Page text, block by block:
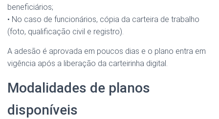
beneficiários;
• No caso de funcionários, cópia da carteira de trabalho
(foto, qualificação civil e registro).
A adesão é aprovada em poucos dias e o plano entra em
vigência após a liberação da carteirinha digital.
Modalidades de planos
disponíveis